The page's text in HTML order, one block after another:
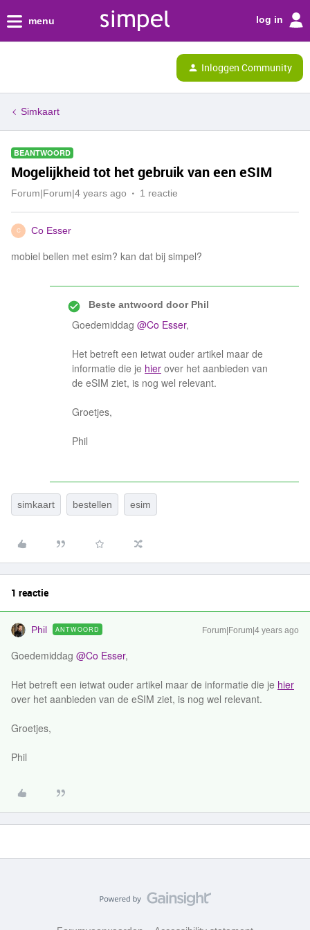
menu log in
Inloggen Community
Simkaart
BEANTWOORD
Mogelijkheid tot het gebruik van een eSIM
Forum|Forum|4 years ago 1 reactie
C Co Esser
mobiel bellen met esim? kan dat bij simpel?
Beste antwoord doorPhil
Goedemiddag @Co Esser,
Het betreft een ietwat ouder artikel maar de
informatie die je hier over het aanbieden van
de eSIM ziet, is nog wel relevant.
Groetjes,
Phil
simkaart bestellen esim
1 reactie
Phil ANTWOORD Forum|Forum|4 years ago
Goedemiddag @Co Esser,
Het betreft een ietwat ouder artikel maar de informatie die je hier
over het aanbieden van de eSIM ziet, is nog wel relevant.
Groetjes,
Phil